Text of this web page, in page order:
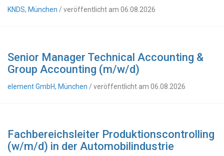
KNDS, München / veröffentlicht am 06.08.2026
Senior Manager Technical Accounting &
Group Accounting (m/w/d)
element GmbH, München / veröffentlicht am 06.08.2026
Fachbereichsleiter Produktionscontrolling
(w/m/d) in der Automobilindustrie